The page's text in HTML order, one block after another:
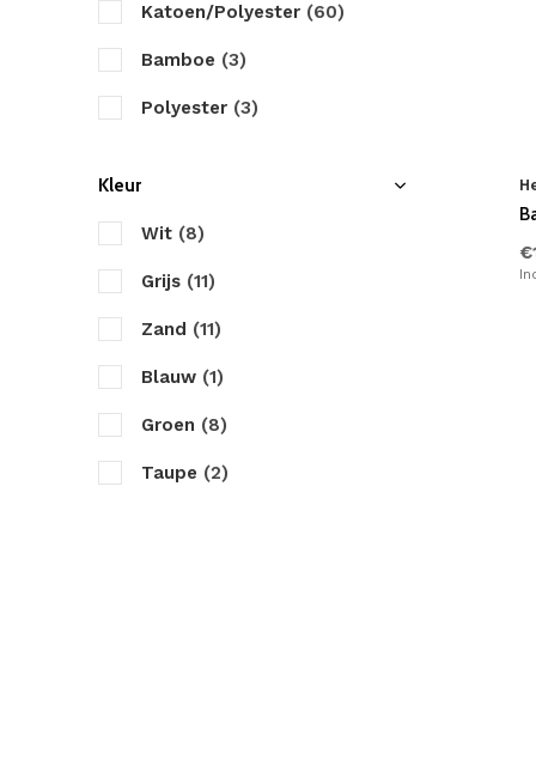
Katoen/Polyester (60)
Bamboe (3)
Polyester (3)
Kleur
Wit (8)
Grijs (11)
Zand (11)
Blauw (1)
Groen (8)
Taupe (2)